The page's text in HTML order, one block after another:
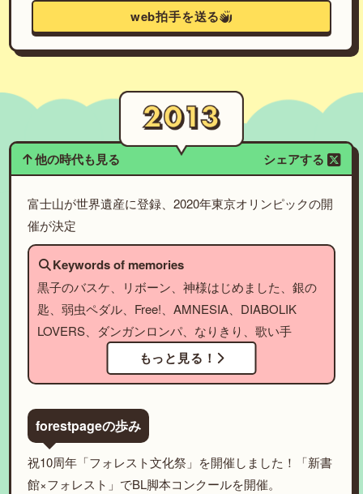
web拍手を送る
他の時代も見る シェアする
富士山が世界遺産に登録、2020年東京オリンピックの開
催が決定
Keywords of memories
黒子のバスケ、リボーン、神様はじめました、銀の
匙、弱虫ペダル、Free!、AMNESIA、DIABOLIK
LOVERS、ダンガンロンパ、なりきり、歌い手
もっと見る！
forestpageの歩み
祝10周年「フォレスト文化祭」を開催しました！「新書
館×フォレスト」でBL脚本コンクールを開催。